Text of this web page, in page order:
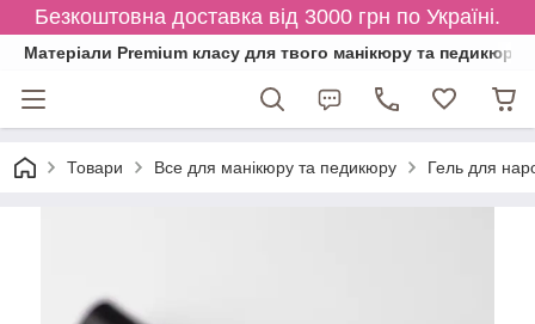
Безкоштовна доставка від 3000 грн по Україні.
Матеріали Premium класу для твого манікюру та педикюру
Товари Все для манікюру та педикюру Гель для